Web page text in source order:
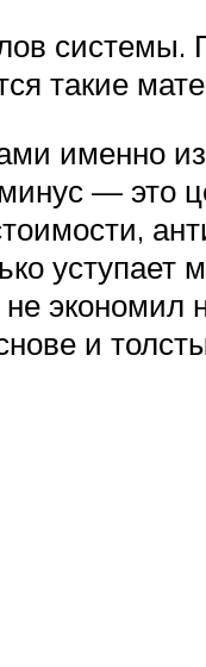
системы.
такие
именно
— это
уступает
экономил
и